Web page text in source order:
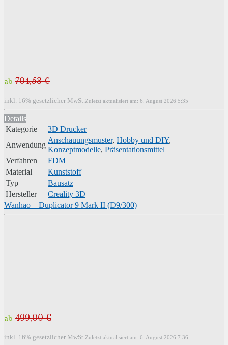
ab 704,53 €
inkl. 16% gesetzlicher MwSt. Zuletzt aktualisiert am: 6. August 2026 5:35
Details
Kategorie
3D Drucker
Anwendung
Anschauungsmuster, Hobby und DIY,
Konzeptmodelle, Präsentationsmittel
Verfahren
FDM
Material
Kunststoff
Typ
Bausatz
Hersteller
Creality 3D
Wanhao – Duplicator 9 Mark II (D9/300)
ab 499,00 €
inkl. 16% gesetzlicher MwSt. Zuletzt aktualisiert am: 6. August 2026 7:36